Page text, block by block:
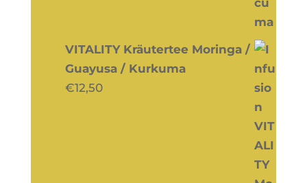
VITALITY Kräutertee Moringa /
Guayusa / Kurkuma
€12,50